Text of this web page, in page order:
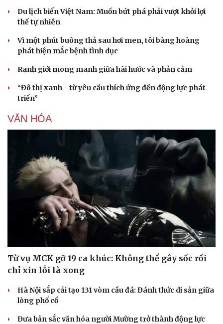
Du lịch biển Việt Nam: Muốn bứt phá phải vượt khỏi lợi
thế tự nhiên
Vì một phút buông thả sau hơi men, tôi bàng hoàng
phát hiện mắc bệnh tình dục
Ranh giới mong manh giữa hài hước và phản cảm
“Đô thị xanh - từ yêu cầu thích ứng đến động lực phát
triển”
VĂN HÓA
Từ vụ MCK gỡ 19 ca khúc: Không thể gây sốc rồi
chỉ xin lỗi là xong
Hà Nội sắp cải tạo 131 vòm cầu đá: Đánh thức di sản giữa
lòng phố cổ
Đưa bản sắc văn hóa người Mường trở thành động lực